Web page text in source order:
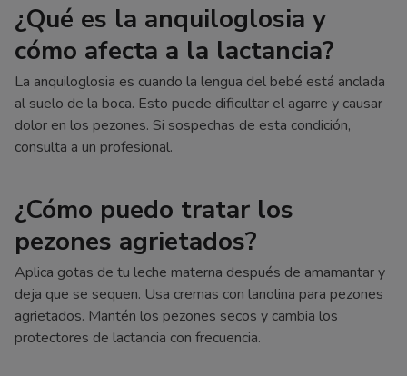
¿Qué es la anquiloglosia y
cómo afecta a la lactancia?
La anquiloglosia es cuando la lengua del bebé está anclada
al suelo de la boca. Esto puede dificultar el agarre y causar
dolor en los pezones. Si sospechas de esta condición,
consulta a un profesional.
¿Cómo puedo tratar los
pezones agrietados?
Aplica gotas de tu leche materna después de amamantar y
deja que se sequen. Usa cremas con lanolina para pezones
agrietados. Mantén los pezones secos y cambia los
protectores de lactancia con frecuencia.